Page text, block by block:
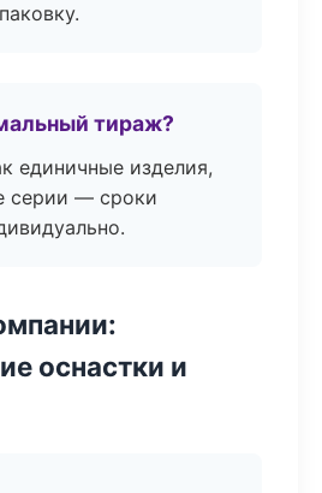
тираж?
единичные изделия,
серии — сроки
оснастки и